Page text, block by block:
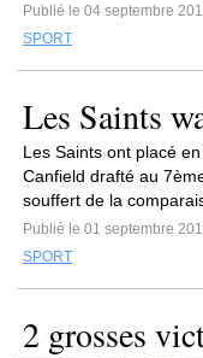
Publié le 04 septembre
SPORT
Les Saints
Les Saints ont placé
Canfield drafté au
souffert de la
Publié le 01 septembre
SPORT
2 grosses